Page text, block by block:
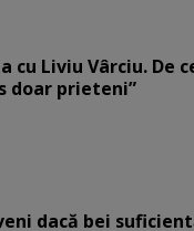
Liviu Vârciu. De
doar prieteni”
dacă bei